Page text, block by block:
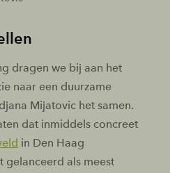
dragen we bij aan het
naar een duurzame
Mijatovic het samen.
dat inmiddels concreet
in Den Haag
als meest